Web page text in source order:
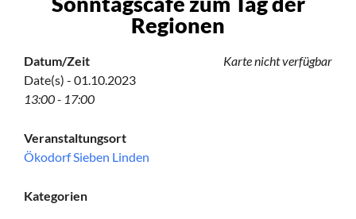
Regionen
Karte nicht verfügbar
Datum/Zeit
Date(s) - 01.10.2023
13:00 - 17:00
Veranstaltungsort
Ökodorf Sieben Linden
Kategorien